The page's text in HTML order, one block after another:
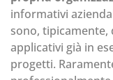
informativi
sono,
applicativi già in
progetti.